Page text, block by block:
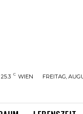
25.3 C WIEN FREITAG,